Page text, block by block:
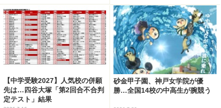
【中学受験2027】人気校の併願
先は…四谷大塚「第2回合不合判
定テスト」結果
砂金甲子園、神戸女学院が優
勝…全国14校の中高生が腕競う